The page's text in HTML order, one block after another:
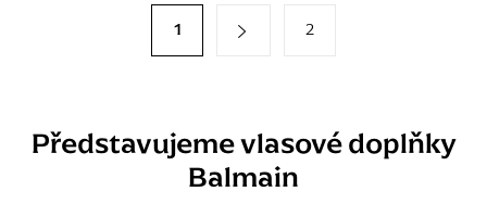
1 2
Představujeme vlasové doplňky
Balmain